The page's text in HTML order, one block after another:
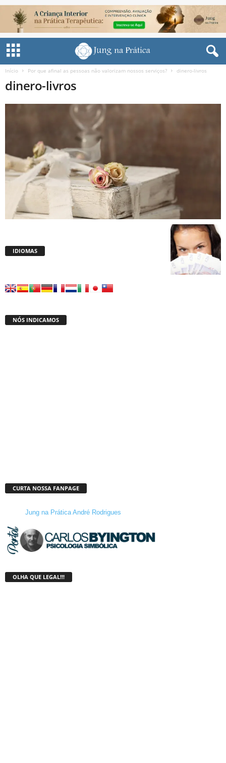
Início Por que afinal as pessoas não valorizam nossos serviços? dinero-livros
dinero-livros
IDIOMAS
NÓS INDICAMOS
CURTA NOSSA FANPAGE
Jung na Prática André Rodrigues
OLHA QUE LEGAL!!!